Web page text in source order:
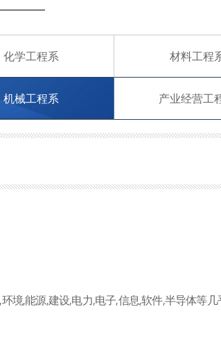
化学工程系 材料工程
机械工程系 产业经营工
,能源,建设,电力,电子,信息,软件,半导体等